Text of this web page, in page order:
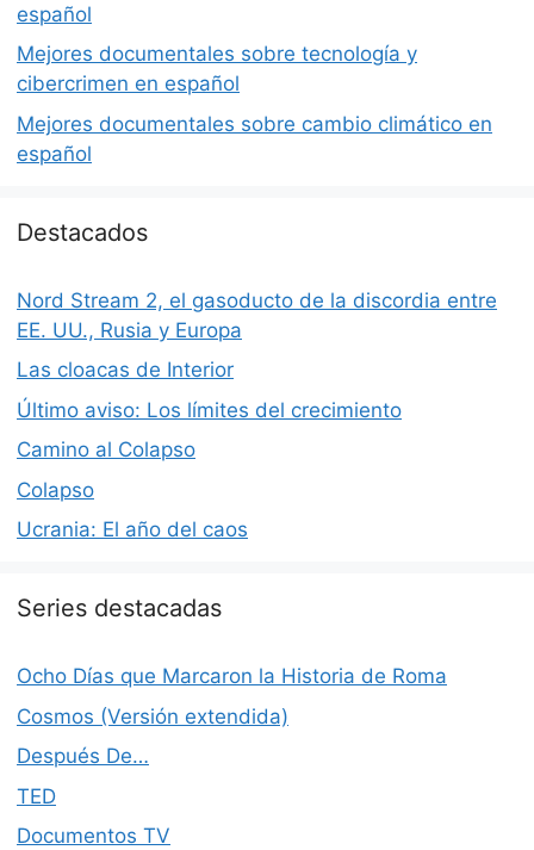
español
Mejores documentales sobre tecnología y
cibercrimen en español
Mejores documentales sobre cambio climático en
español
Destacados
Nord Stream 2, el gasoducto de la discordia entre
EE. UU., Rusia y Europa
Las cloacas de Interior
Último aviso: Los límites del crecimiento
Camino al Colapso
Colapso
Ucrania: El año del caos
Series destacadas
Ocho Días que Marcaron la Historia de Roma
Cosmos (Versión extendida)
Después De…
TED
Documentos TV